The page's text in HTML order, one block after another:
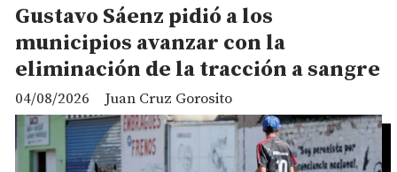
Gustavo Sáenz pidió a los
municipios avanzar con la
eliminación de la tracción a sangre
Juan Cruz Gorosito
04/08/2026